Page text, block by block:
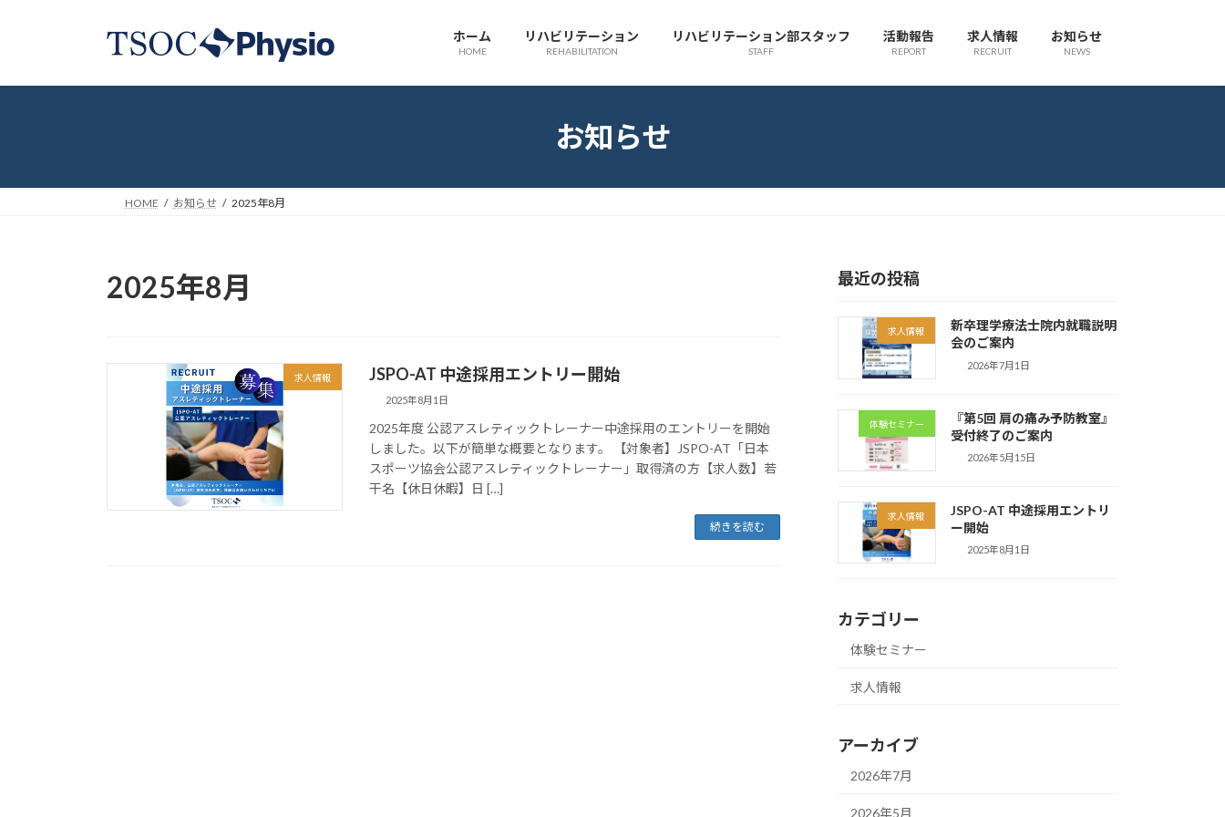
ッ
移
ホーム
HOME
リハビリテーション
REHABILITATION
リハビリテーション部スタッフ
STAFF
活動報告
REPORT
求人情報
RECRUIT
お知らせ
NEWS
お知らせ
HOME お知らせ 2025年8月
2025年8月
求人情報 JSPO-AT 中途採用エントリー開始
2025年8月1日
2025年度 公認アスレティックトレーナー中途採用のエントリーを開始
しました。以下が簡単な概要となります。 【対象者】JSPO-AT「日本
スポーツ協会公認アスレティックトレーナー」取得済の方【求人数】若
干名【休日休暇】日 […]
続きを読む
最近の投稿
求人情報
新卒理学療法士院内就職説明
会のご案内
2026年7月1日
体験セミナー
『第5回 肩の痛み予防教室』
受付終了のご案内
2026年5月15日
求人情報
JSPO-AT 中途採用エントリ
ー開始
2025年8月1日
カテゴリー
体験セミナー
求人情報
アーカイブ
2026年7月
2026年5月